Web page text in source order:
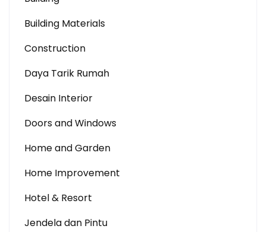
Building Materials
Construction
Daya Tarik Rumah
Desain Interior
Doors and Windows
Home and Garden
Home Improvement
Hotel & Resort
Jendela dan Pintu